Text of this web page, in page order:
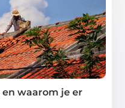
waarom je er